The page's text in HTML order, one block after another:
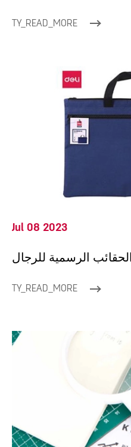
TY_READ_MORE
Jul 08 2023
الرسمية للرجال
TY_READ_MORE